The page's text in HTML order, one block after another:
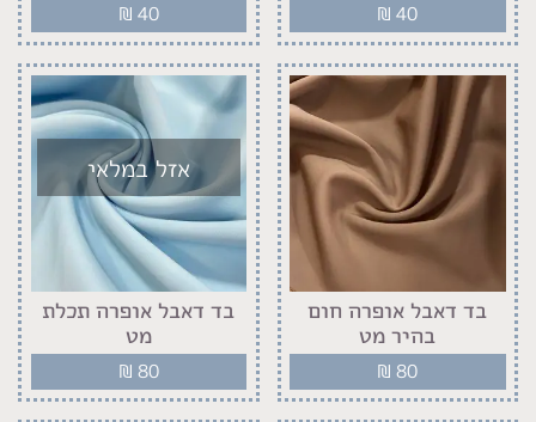
₪ 40
₪ 40
בד דאבל אופרה חום
בהיר מט
₪ 80
אזל במלאי
בד דאבל אופרה תכלת
מט
₪ 80